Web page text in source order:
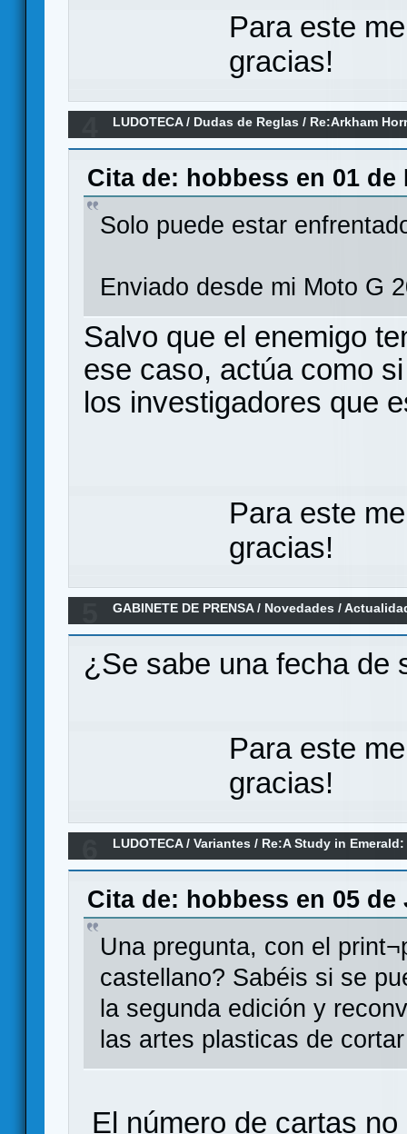
Para este
gracias!
LUDOTECA/ Dudas de Reglas / Re:Arkham
Cita de: hobbess en 01 de
Solo puede estar
Enviado desde mi Moto G
Salvo que el enemigo
ese caso, actúa como
los investigadores que
Para este
gracias!
GABINETE DE PRENSA/ Novedades /
¿Se sabe una fecha de
Para este
gracias!
LUDOTECA/Variantes / Re:A Study in
edición.
Cita de: hobbess en 05 de
Una pregunta, con el
castellano? Sabéis si se
la segunda edición y
las artes plasticas de
El número de cartas